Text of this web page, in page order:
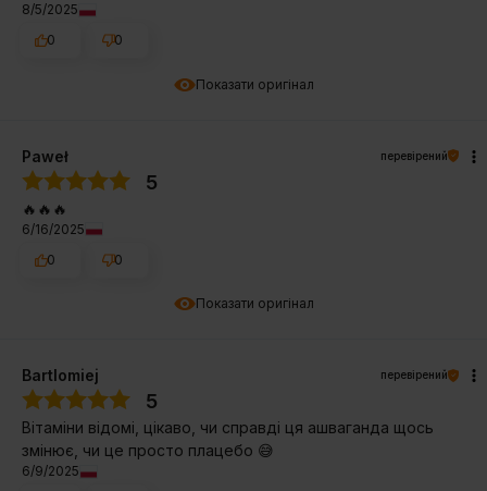
Показати оригінал
8/5/2025
0
0
Показати оригінал
Paweł перевірений
5
🔥🔥🔥
6/16/2025
0
0
Bartlomiej перевірений
5
Вітаміни відомі, цікаво, чи справді ця ашваганда щось
змінює, чи це просто плацебо 😅
6/9/2025